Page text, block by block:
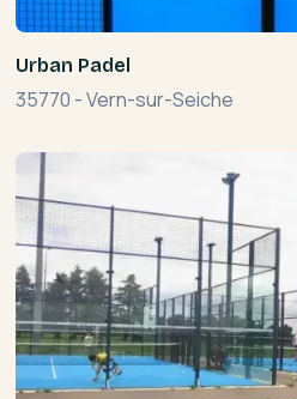
Urban Padel
35770 -Vern-sur-Seiche